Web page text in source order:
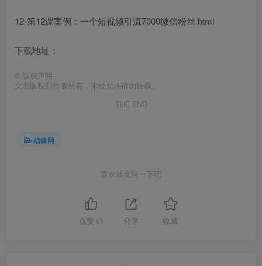
12-第12课案例：一个短视频引流7000微信粉丝.html
下载地址：
© 版权声明
文章版权归作者所有，未经允许请勿转载。
THE END
福缘网
喜欢就支持一下吧
点赞 41 分享 收藏